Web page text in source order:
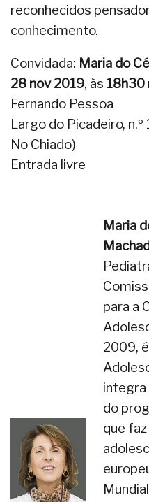
reconhecidos
conhecimento.
Convidada: Maria do
28 nov 2019, às 18h30
Fernando Pessoa
Largo do Picadeiro,
No Chiado)
Entrada livre
Maria
para a
2009,
integra
do
que